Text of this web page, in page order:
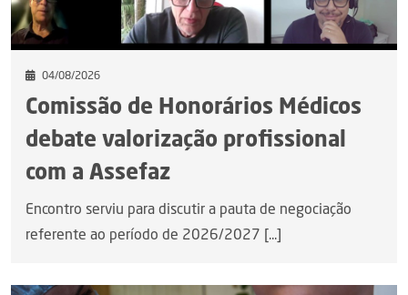
04/08/2026
Comissão de Honorários Médicos
debate valorização profissional
com a Assefaz
Encontro serviu para discutir a pauta de negociação
referente ao período de 2026/2027 [...]